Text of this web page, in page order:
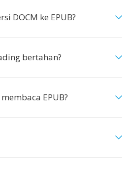
DOCM ke EPUB?
bertahan?
EPUB?